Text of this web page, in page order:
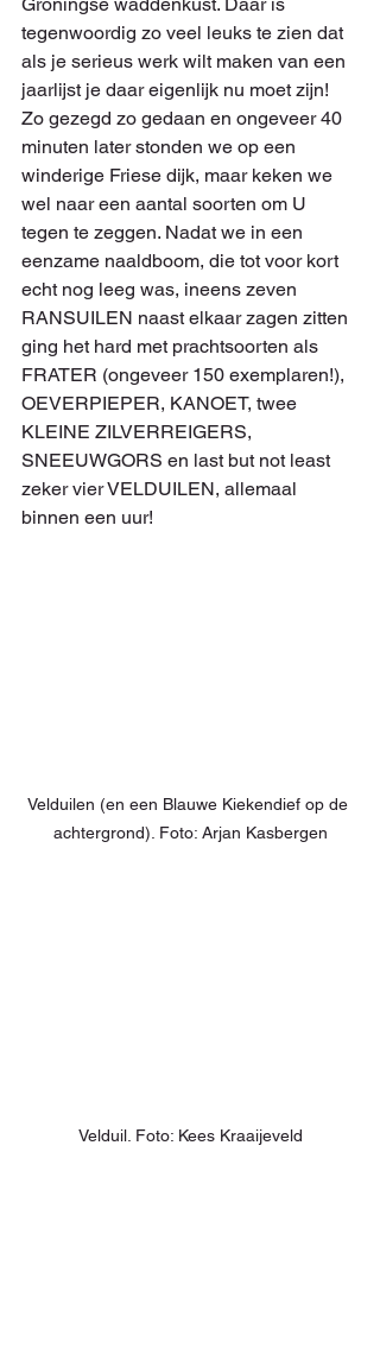
tegenwoordig zo veel leuks te zien dat
als je serieus werk wilt maken van een
jaarlijst je daar eigenlijk nu moet zijn!
Zo gezegd zo gedaan en ongeveer 40
minuten later stonden we op een
winderige Friese dijk, maar keken we
wel naar een aantal soorten om U
tegen te zeggen. Nadat we in een
eenzame naaldboom, die tot voor kort
echt nog leeg was, ineens zeven
RANSUILEN naast elkaar zagen zitten
ging het hard met prachtsoorten als
FRATER (ongeveer 150 exemplaren!),
OEVERPIEPER, KANOET, twee
KLEINE ZILVERREIGERS,
SNEEUWGORS en last but not least
zeker vier VELDUILEN, allemaal
binnen een uur!
Velduilen (en een Blauwe Kiekendief op de
achtergrond). Foto: Arjan Kasbergen
Velduil. Foto: Kees Kraaijeveld